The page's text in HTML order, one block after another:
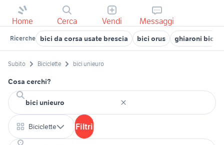
Home Cerca Vendi Messaggi
Ricerche bici da corsa usate brescia bici orus ghiaroni bici
Subito Biciclette bici unieuro
Cosa cerchi?
Biciclette Filtri